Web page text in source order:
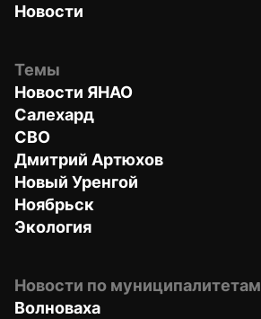
Новости
Темы
Новости ЯНАО
Салехард
СВО
Дмитрий Артюхов
Новый Уренгой
Ноябрьск
Экология
Новости по муниципалитетам
Волноваха